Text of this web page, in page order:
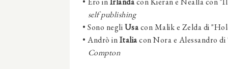
self publishing
• Sono negliUsacon Malik e Zelda di
• Andrò inItaliacon Nora e Alessandro
Compton